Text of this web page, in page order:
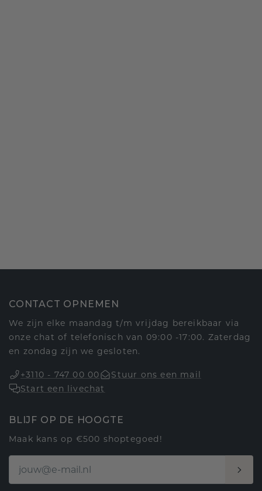
CONTACT OPNEMEN
We zijn elke maandag t/m vrijdag bereikbaar via
onze chat of telefonisch van 09:00 -17:00. Zaterdag
en zondag zijn we gesloten.
+3110 - 747 00 00
Stuur ons een mail
Start een livechat
BLIJF OP DE HOOGTE
Maak kans op €500 shoptegoed!